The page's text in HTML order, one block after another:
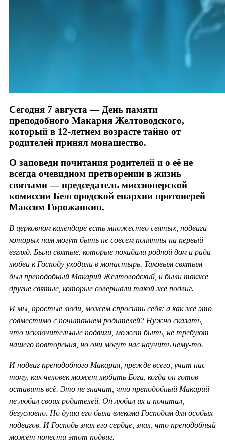
Сегодня 7 августа — День памяти
преподобного Макария Желтоводского,
который в 12-летнем возрасте тайно от
родителей принял монашество.
О заповеди почитания родителей и о её не
всегда очевидном претворении в жизнь
святыми — председатель миссионерской
комиссии Белгородской епархии протоиерей
Максим Горожанкин.
В церковном календаре есть множество святых, подвиги
которых нам могут быть не совсем понятны на первый
взгляд. Были святые, которые покидали родной дом и ради
любви к Господу уходили в монастырь. Таковым святым
был преподобный Макарий Желтоводский, и были также
другие святые, которые совершали такой же подвиг.
И мы, простые люди, можем спросить себя: а как же это
совместимо с почитанием родителей? Нужно сказать,
что исключительные подвиги, может быть, не требуют
нашего повторения, но они могут нас научить чему-то.
И подвиг преподобного Макария, прежде всего, учит нас
тому, как человек может любить Бога, когда он готов
оставить всё. Это не значит, что преподобный Макарий
не любил своих родителей. Он любил их и почитал,
безусловно. Но душа его была влекома Господом для особых
подвигов. И Господь знал его сердце, знал, что преподобный
может понести этот подвиг.